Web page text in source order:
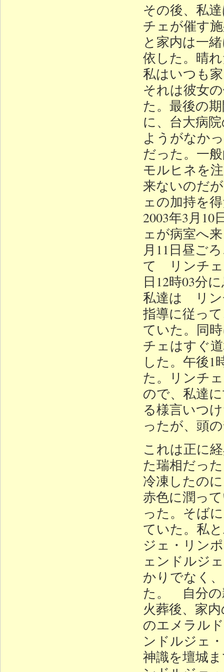
その後、私
チェが催す
と家内は一
依した。晴
私はいつも
それは彼女
た。最後の
に、台大病
ようがなか
だった。一
モルヒネを
来ないのだ
ェの加持を
2003年3月
ェが病室へ
月11日昼ご
て リンチェ
日12時03分
私達は リン
指導に従っ
ていた。同
チェはすぐ
した。午後1
た。リンチ
ので、私達
る様言いつ
ったが、頭
これは正に
た瑞相だっ
冷凍したの
赤色に潤っ
った。そば
ていた。私
ジェ・リン
ェンドルジ
かりでなく
た。 自分の
火葬後、家
のエメラル
ンドルジェ
神識を壇城